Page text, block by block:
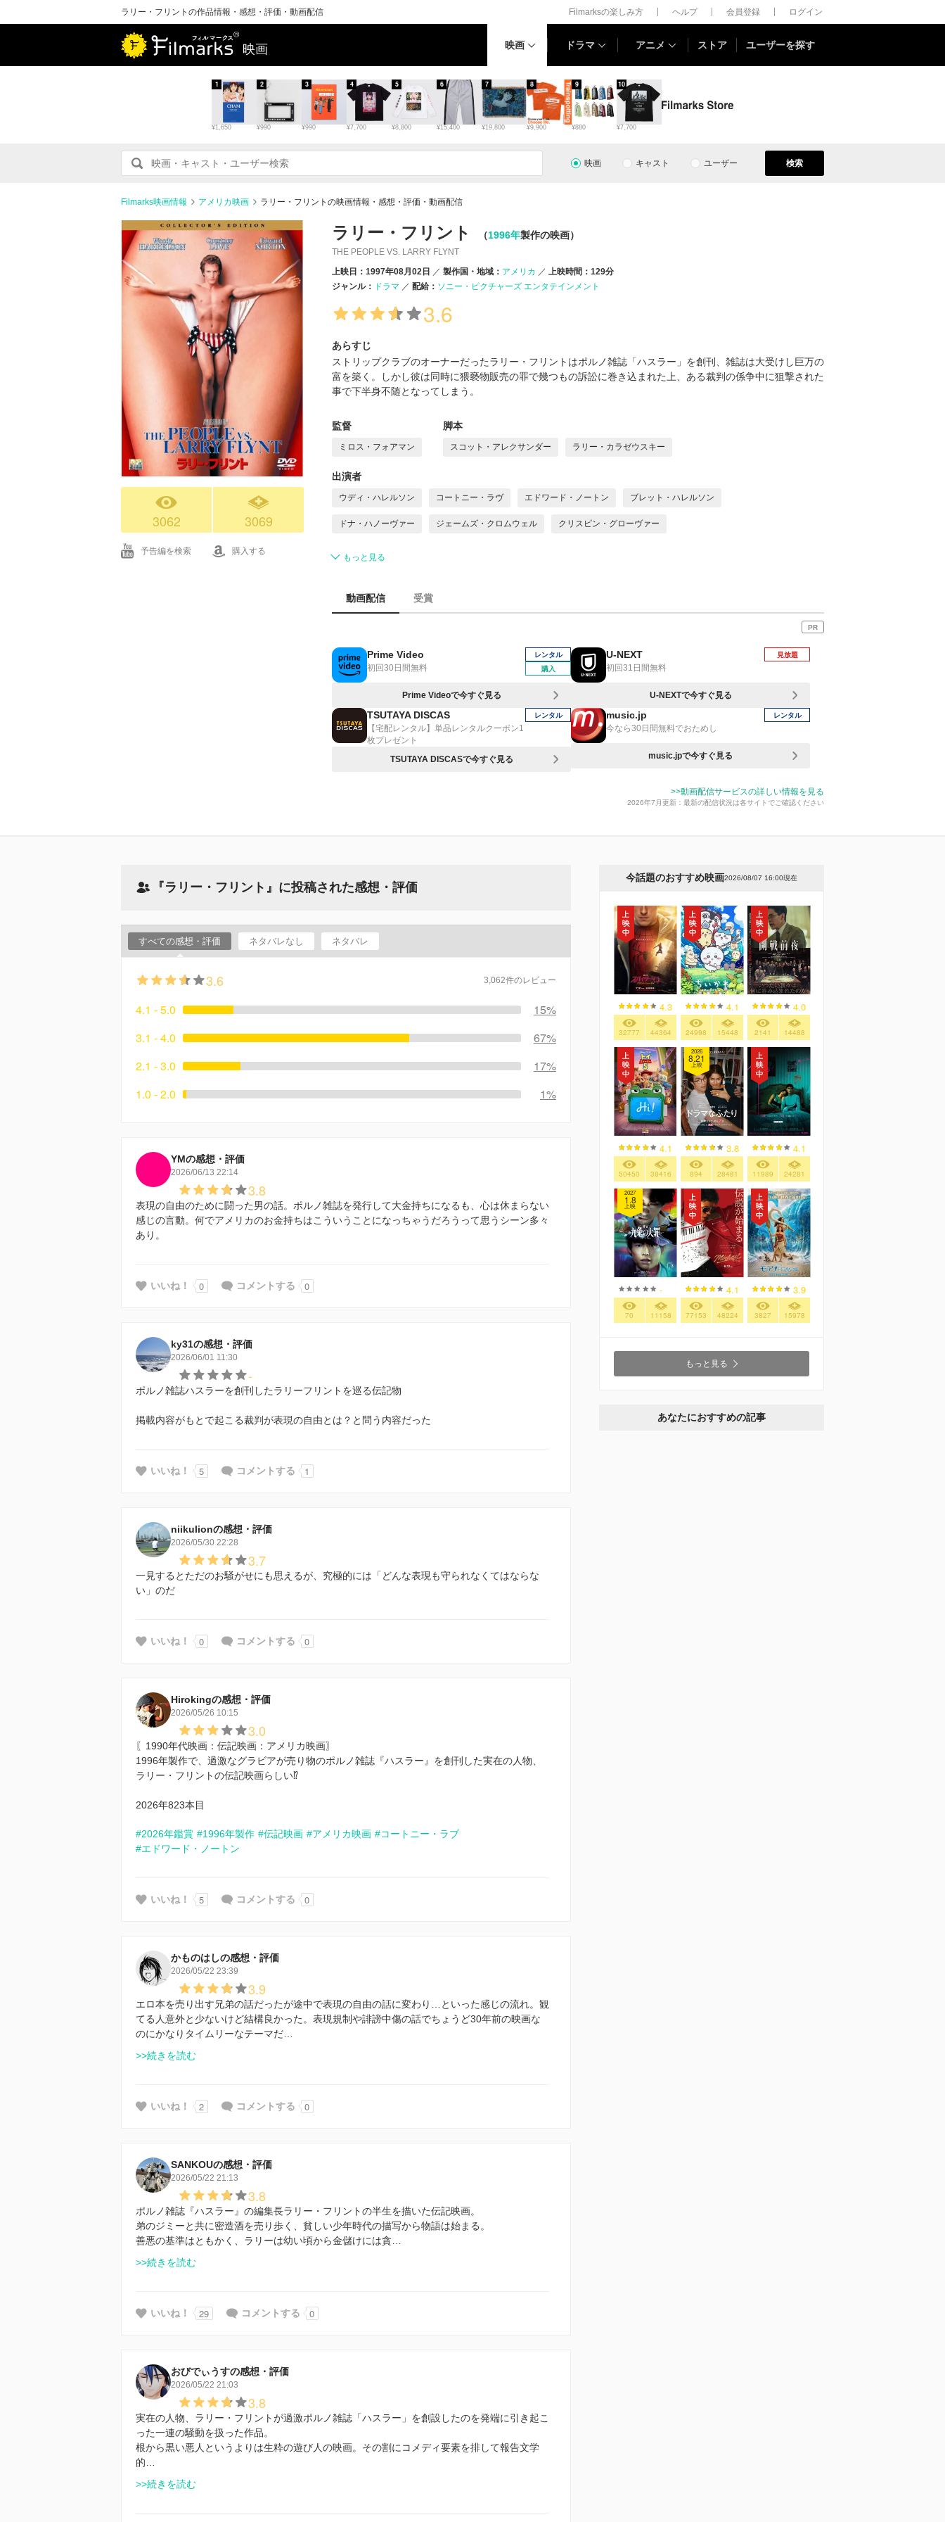
ラリー・フリントの作品情報・感想・評価・動画配信 Filmarksの楽しみ方 ヘルプ 会員登録 ログイン
映画 映画 ドラマ アニメ ストア ユーザーを探す
¥1,650
1
¥990
2
¥990
3
¥7,700
4
¥8,800
5
¥15,400
6
¥19,800
7
¥9,900
8
¥880
9
¥7,700
10
映画 キャスト ユーザー 検索
Filmarks映画情報 アメリカ映画 ラリー・フリントの映画情報・感想・評価・動画配信
3062 3069
予告編を検索 購入する
ラリー・フリント （1996年製作の映画）
THE PEOPLE VS. LARRY FLYNT
上映日：1997年08月02日
製作国・地域： アメリカ
上映時間：129分
ジャンル： ドラマ 配給： ソニー・ピクチャーズ エンタテインメント
3.6
あらすじ
ストリップクラブのオーナーだったラリー・フリントはポルノ雑誌「ハスラー」を創刊、雑誌は大受けし巨万の
富を築く。しかし彼は同時に猥褻物販売の罪で幾つもの訴訟に巻き込まれた上、ある裁判の係争中に狙撃された
事で下半身不随となってしまう。
監督
ミロス・フォアマン
脚本
スコット・アレクサンダー ラリー・カラゼウスキー
出演者
ウディ・ハレルソン コートニー・ラヴ エドワード・ノートン ブレット・ハレルソン
ドナ・ハノーヴァー ジェームズ・クロムウェル クリスピン・グローヴァー
もっと見る
動画配信 受賞
PR
Prime Video
初回30日間無料
レンタル
購入
Prime Videoで今すぐ見る
U-NEXT
初回31日間無料
見放題
U-NEXTで今すぐ見る
TSUTAYA DISCAS
【宅配レンタル】単品レンタルクーポン1
枚プレゼント
レンタル
TSUTAYA DISCASで今すぐ見る
music.jp
今なら30日間無料でおためし
レンタル
music.jpで今すぐ見る
>>動画配信サービスの詳しい情報を見る
2026年7月更新：最新の配信状況は各サイトでご確認ください
『ラリー・フリント』に投稿された感想・評価
すべての感想・評価 ネタバレなし ネタバレ
3.6 3,062件のレビュー
4.1 - 5.0
15%
3.1 - 4.0
67%
2.1 - 3.0
17%
1.0 - 2.0
1%
YMの感想・評価
2026/06/13 22:14
3.8
表現の自由のために闘った男の話。ポルノ雑誌を発行して大金持ちになるも、心は休まらない
感じの言動。何でアメリカのお金持ちはこういうことになっちゃうだろうって思うシーン多々
あり。
いいね！ 0 コメントする 0
ky31の感想・評価
2026/06/01 11:30
-
ポルノ雑誌ハスラーを創刊したラリーフリントを巡る伝記物
掲載内容がもとで起こる裁判が表現の自由とは？と問う内容だった
いいね！ 5 コメントする 1
niikulionの感想・評価
2026/05/30 22:28
3.7
一見するとただのお騒がせにも思えるが、究極的には「どんな表現も守られなくてはならな
い」のだ
いいね！ 0 コメントする 0
Hirokingの感想・評価
2026/05/26 10:15
3.0
〖1990年代映画：伝記映画：アメリカ映画〗
1996年製作で、過激なグラビアが売り物のポルノ雑誌『ハスラー』を創刊した実在の人物、
ラリー・フリントの伝記映画らしい⁉️
2026年823本目
#2026年鑑賞 #1996年製作 #伝記映画 #アメリカ映画 #コートニー・ラブ
#エドワード・ノートン
いいね！ 5 コメントする 0
かものはしの感想・評価
2026/05/22 23:39
3.9
エロ本を売り出す兄弟の話だったが途中で表現の自由の話に変わり…といった感じの流れ。観
てる人意外と少ないけど結構良かった。表現規制や誹謗中傷の話でちょうど30年前の映画な
のにかなりタイムリーなテーマだ…
>>続きを読む
いいね！ 2 コメントする 0
SANKOUの感想・評価
2026/05/22 21:13
3.8
ポルノ雑誌『ハスラー』の編集長ラリー・フリントの半生を描いた伝記映画。
弟のジミーと共に密造酒を売り歩く、貧しい少年時代の描写から物語は始まる。
善悪の基準はともかく、ラリーは幼い頃から金儲けには貪…
>>続きを読む
いいね！ 29 コメントする 0
おびでぃうすの感想・評価
2026/05/22 21:03
3.8
実在の人物、ラリー・フリントが過激ポルノ雑誌「ハスラー」を創設したのを発端に引き起こ
った一連の騒動を扱った作品。
根から黒い悪人というよりは生粋の遊び人の映画。その割にコメディ要素を排して報告文学
的…
>>続きを読む
今話題のおすすめ映画2026/08/07 16:00現在
4.3
32777 44364
4.1
24998 15448
4.0
2141 14488
4.1
50450 38416
2026
8.21
上映
3.8
894 28481
4.1
11989 24281
2027
1.8
上映
-
70 11158
4.1
77153 48224
3.9
3827 15978
もっと見る
あなたにおすすめの記事